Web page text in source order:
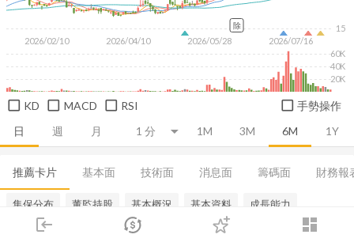
login dashboard
市場 登入
日 週 月 1M 3M 6M 1Y
2026/02/10 2026/04/10 2026/05/28 2026/07/16
15
20K
40K
60K
除
KD MACD RSI 手勢操作
推薦卡片 基本面 技術面 消息面 籌碼面 財務報
集保分布 董監持股 基本概況 基本資料 成長能力